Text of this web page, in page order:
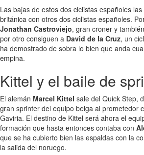
Las bajas de estos dos ciclistas españoles
británica con otros dos ciclistas españoles.
Jonathan Castroviejo, gran croner y
por otro consiguen a David de la Cruz, un
ha demostrado de sobra lo bien que anda
empina.
Kittel y el baile de
El alemán Marcel Kittel sale del Quick Step,
gran sprinter del equipo belga al prometedor
Gaviria. El destino de Kittel será ahora el
formación que hasta entonces contaba con
que se ha cubierto bien las espaldas con la
la salida del noruego.